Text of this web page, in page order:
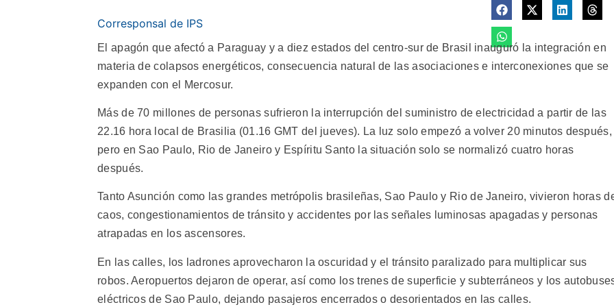
Corresponsal de IPS
El apagón que afectó a Paraguay y a diez estados del centro-sur de Brasil inauguró la integración en
materia de colapsos energéticos, consecuencia natural de las asociaciones e interconexiones que se
expanden con el Mercosur.
Más de 70 millones de personas sufrieron la interrupción del suministro de electricidad a partir de las
22.16 hora local de Brasilia (01.16 GMT del jueves). La luz solo empezó a volver 20 minutos después,
pero en Sao Paulo, Rio de Janeiro y Espíritu Santo la situación solo se normalizó cuatro horas
después.
Tanto Asunción como las grandes metrópolis brasileñas, Sao Paulo y Rio de Janeiro, vivieron horas
caos, congestionamientos de tránsito y accidentes por las señales luminosas apagadas y personas
atrapadas en los ascensores.
En las calles, los ladrones aprovecharon la oscuridad y el tránsito paralizado para multiplicar sus
robos. Aeropuertos dejaron de operar, así como los trenes de superficie y subterráneos y los
eléctricos de Sao Paulo, dejando pasajeros encerrados o desorientados en las calles.